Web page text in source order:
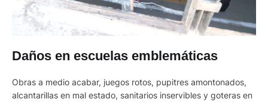
Daños en escuelas emblemáticas
Obras a medio acabar, juegos rotos, pupitres amontonados,
alcantarillas en mal estado, sanitarios inservibles y goteras en